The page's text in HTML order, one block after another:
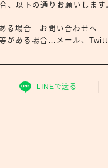
以下の通りお願いします
る場合…お問い合わせへ
がある場合…メール、
LINEで送る